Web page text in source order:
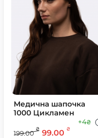
Медична шапочка
1000 Цикламен
199.00
₴ 99.00 ₴
+4₴